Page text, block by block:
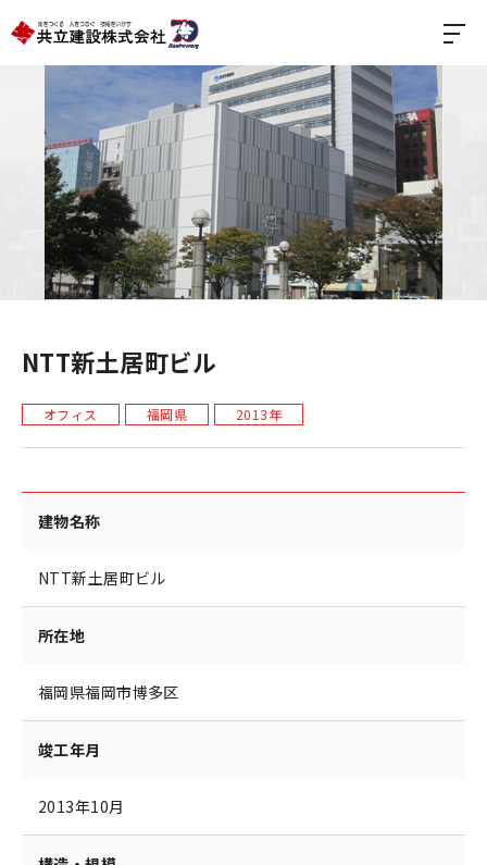
NTT新土居町ビル
オフィス 福岡県 2013年
建物名称
NTT新土居町ビル
所在地
福岡県福岡市博多区
竣工年月
2013年10月